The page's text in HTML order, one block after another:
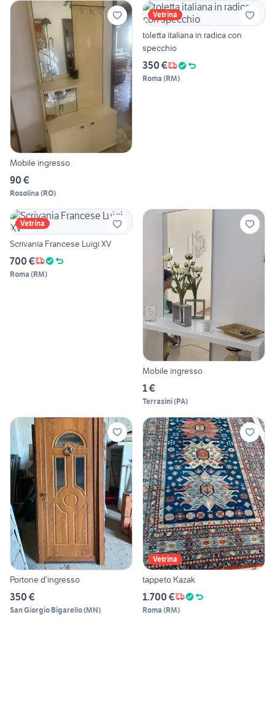
Mobile ingresso
90 €
Rosolina (RO)
Vetrina
toletta italiana in radica con
specchio
350 €
Roma (RM)
Vetrina
Scrivania Francese Luigi XV
700 €
Roma (RM)
Mobile ingresso
1 €
Terrasini(PA)
Portone d’ingresso
350 €
San Giorgio Bigarello(MN)
Vetrina
tappeto Kazak
1.700 €
Roma (RM)